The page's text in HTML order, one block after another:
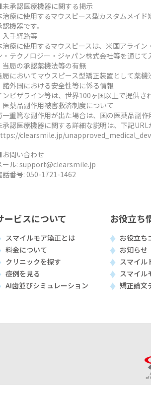
承認医療機器に関する掲示
治療に使用するマウスピース型カスタムメイ
認機器です。
入手経路等
治療に使用するマウスピースは、米国アライ
・テクノロジー・ジャパン株式会社等を通じて
当局の承認薬機法等の有無
局においてマウスピース型矯正装置として薬機
諸外国における安全性等に係る情報
ンビザライン等は、世界100ヶ国以上で提供さ
医薬品副作用被害救済制度について
一重篤な副作用が出た場合は、国の医薬品副
承認医療機器に関する詳細な説明は、下記URL
clearsmile.jp/
問い合わせ
ール:support@clearsmile.jp
話番号: 050-1721-1462
ービスについて
スマイルモア矯正とは
料金について
クリニックを探す
症例を見る
AI歯並びシミュレーション
お役立ち
お役立ち
お知らせ
スマイル
スマイル
矯正論文